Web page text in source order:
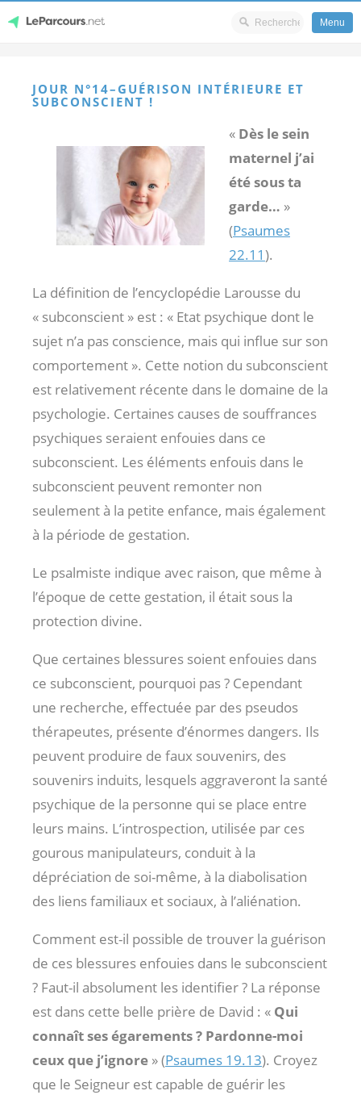
content
Menu
JOUR N°14–GUÉRISON INTÉRIEURE ET
SUBCONSCIENT !
« Dès le sein
maternel j’ai
été sous ta
garde… »
(Psaumes
22.11).
La définition de l’encyclopédie Larousse du
« subconscient » est : « Etat psychique dont le
sujet n’a pas conscience, mais qui influe sur son
comportement ». Cette notion du subconscient
est relativement récente dans le domaine de la
psychologie. Certaines causes de souffrances
psychiques seraient enfouies dans ce
subconscient. Les éléments enfouis dans le
subconscient peuvent remonter non
seulement à la petite enfance, mais également
à la période de gestation.
Le psalmiste indique avec raison, que même à
l’époque de cette gestation, il était sous la
protection divine.
Que certaines blessures soient enfouies dans
ce subconscient, pourquoi pas ? Cependant
une recherche, effectuée par des pseudos
thérapeutes, présente d’énormes dangers. Ils
peuvent produire de faux souvenirs, des
souvenirs induits, lesquels aggraveront la santé
psychique de la personne qui se place entre
leurs mains. L’introspection, utilisée par ces
gourous manipulateurs, conduit à la
dépréciation de soi-même, à la diabolisation
des liens familiaux et sociaux, à l’aliénation.
Comment est-il possible de trouver la guérison
de ces blessures enfouies dans le subconscient
? Faut-il absolument les identifier ? La réponse
est dans cette belle prière de David : « Qui
connaît ses égarements ? Pardonne-moi
ceux que j’ignore » (Psaumes 19.13). Croyez
que le Seigneur est capable de guérir les